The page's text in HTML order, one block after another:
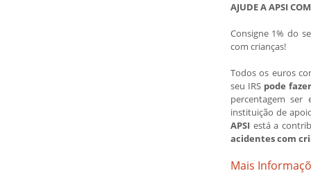
AJUDE A APSI
Consigne 1% do
com crianças!
Todos os euros
seu IRS pode
percentagem
instituição de
APSI está a
acidentes com
Mais